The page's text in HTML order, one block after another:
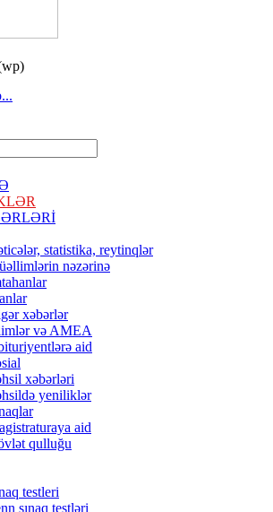
statistika, reytinqlər
nəzərinə
xəbərlər
və AMEA
aid
xəbərləri
yeniliklər
aid
qulluğu
testleri
sınaq testləri